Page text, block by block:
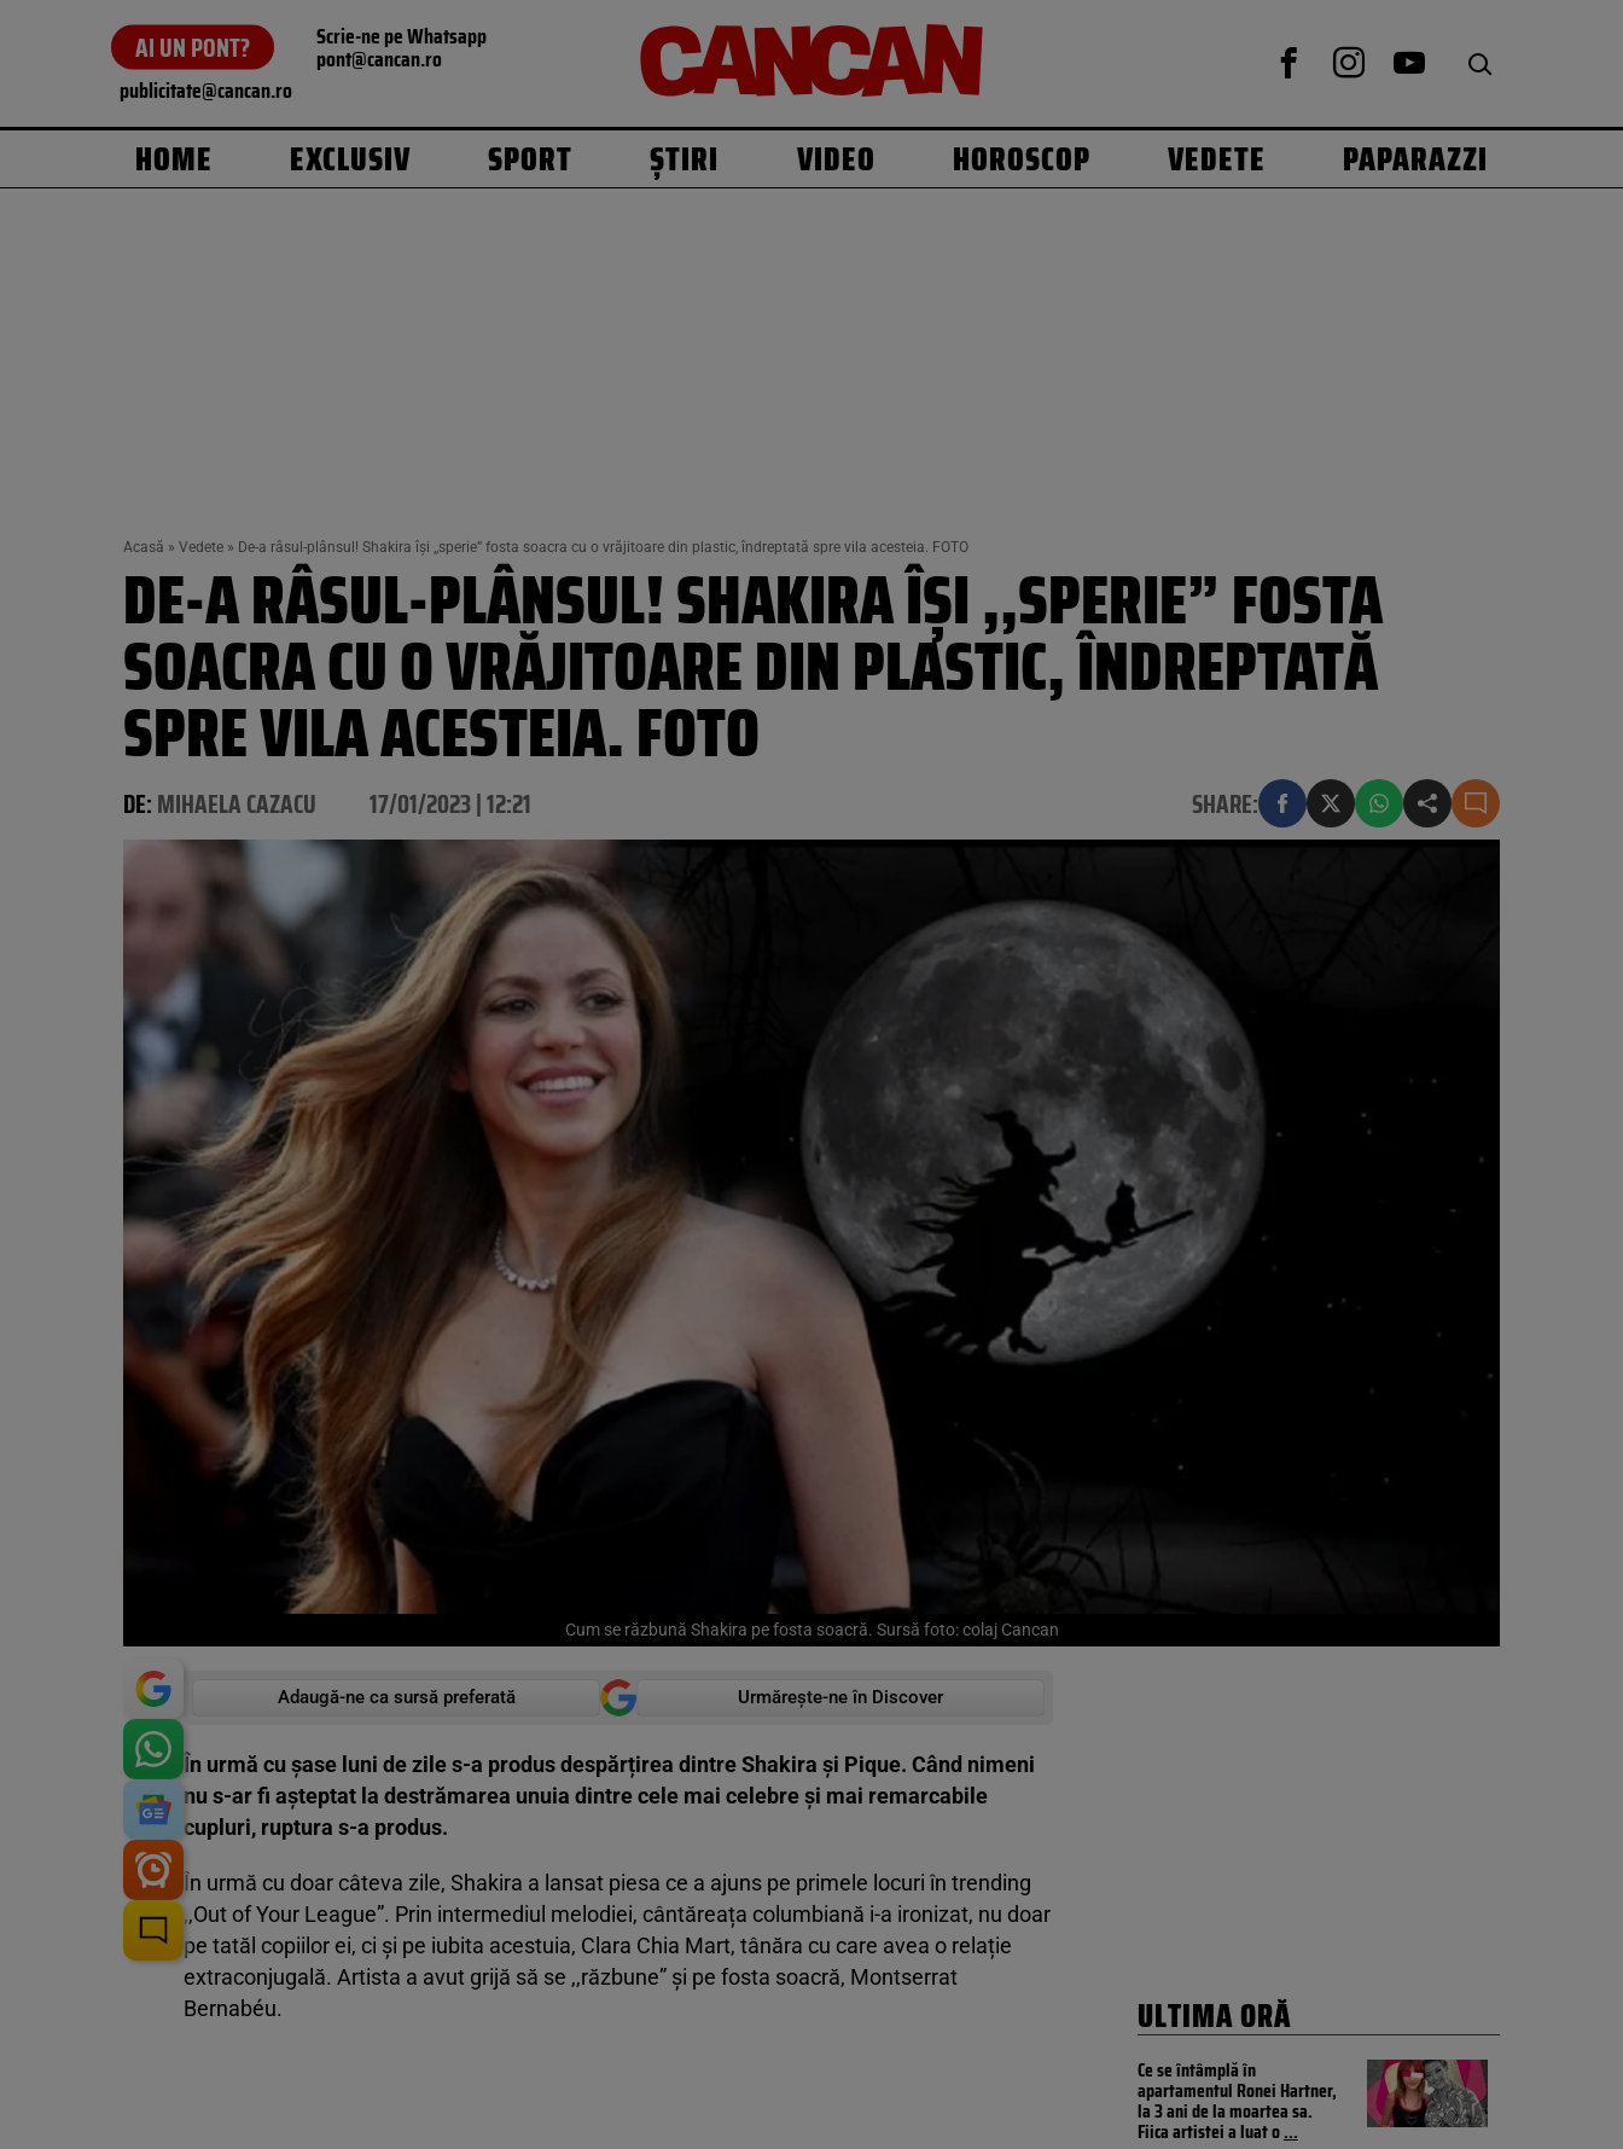
AI UN PONT? Scrie-ne pe Whatsapp
pont@cancan.ro
publicitate@cancan.ro
HOME EXCLUSIV SPORT ȘTIRI VIDEO HOROSCOP VEDETE PAPARAZZI
Acasă » Vedete » De-a râsul-plânsul! Shakira își ,,sperie” fosta soacra cu o vrăjitoare din plastic, îndreptată spre vila acesteia. FOTO
DE-A RÂSUL-PLÂNSUL! SHAKIRA ÎȘI ,,SPERIE” FOSTA
SOACRA CU O VRĂJITOARE DIN PLASTIC, ÎNDREPTATĂ
SPRE VILA ACESTEIA. FOTO
DE:MIHAELA CAZACU 17/01/2023 | 12:21 SHARE:
Cum se răzbună Shakira pe fosta soacră. Sursă foto: colaj Cancan
Adaugă-ne ca sursă preferată Urmărește-ne în Discover
În urmă cu șase luni de zile s-a produs despărțirea dintre Shakira și Pique. Când nimeni
nu s-ar fi așteptat la destrămarea unuia dintre cele mai celebre și mai remarcabile
cupluri, ruptura s-a produs.
În urmă cu doar câteva zile, Shakira a lansat piesa ce a ajuns pe primele locuri în trending
,,Out of Your League”. Prin intermediul melodiei, cântăreața columbiană i-a ironizat, nu doar
pe tatăl copiilor ei, ci și pe iubita acestuia, Clara Chia Mart, tânăra cu care avea o relație
extraconjugală. Artista a avut grijă să se ,,răzbune” și pe fosta soacră, Montserrat
Bernabéu.
ULTIMA ORĂ
Ce se întâmplă în
apartamentul Ronei Hartner,
la 3 ani de la moartea sa.
Fiica artistei a luat o...